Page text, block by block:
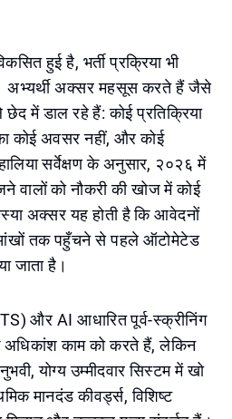
हुई है, भर्ती प्रक्रिया भी
अभ्यर्थी अक्सर महसूस करते हैं जैसे
में डाल रहे हैं: कोई प्रतिक्रिया
कोई अवसर नहीं, और कोई
सर्वेक्षण के अनुसार, २०२६ में
वालों को नौकरी की खोज में कोई
अक्सर यह होती है कि आवेदनों
आंखों तक पहुँचने से पहले ऑटोमेटेड
जाता है।
और AI आधारित पूर्व-स्क्रीनिंग
अधिकांश काम को करते हैं, लेकिन
योग्य उम्मीदवार सिस्टम में खो
मानदंड कीवर्ड्स, विशिष्ट